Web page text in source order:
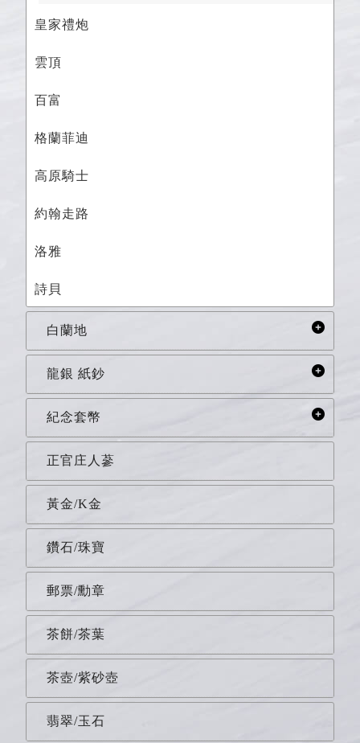
皇家禮炮
雲頂
百富
格蘭菲迪
高原騎士
約翰走路
洛雅
詩貝
白蘭地
龍銀 紙鈔
紀念套幣
正官庄人蔘
黃金/K金
鑽石/珠寶
郵票/勳章
茶餅/茶葉
茶壺/紫砂壺
翡翠/玉石